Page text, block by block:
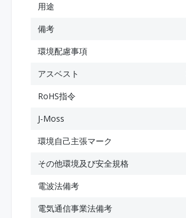
用途
備考
環境配慮事項
アスベスト
RoHS指令
J-Moss
環境自己主張マーク
その他環境及び安全規格
電波法備考
電気通信事業法備考